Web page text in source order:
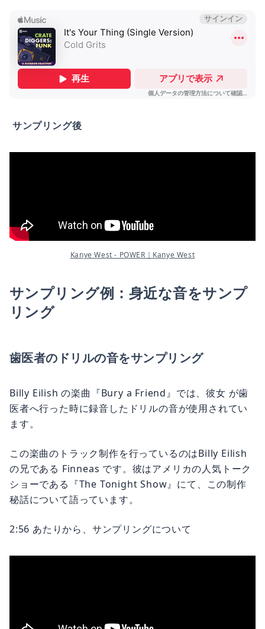
サンプリング後
Kanye West - POWER｜Kanye West
サンプリング例：身近な音をサンプ
リング
歯医者のドリルの音をサンプリング
Billy Eilish の楽曲『Bury a Friend』では、彼女 が歯
医者へ行った時に録音したドリルの音が使用されてい
ます。
この楽曲のトラック制作を行っているのはBilly Eilish
の兄である Finneas です。彼はアメリカの人気トーク
ショーである『The Tonight Show』にて、この制作
秘話について語っています。
2:56 あたりから、サンプリングについて